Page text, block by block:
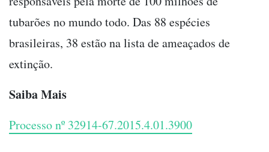
tubarões no mundo todo. Das 88 espécies
brasileiras, 38 estão na lista de ameaçados de
extinção.
Saiba Mais
Processo nº 32914-67.2015.4.01.3900